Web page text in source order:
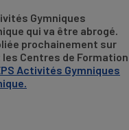
Gymniques
qui va être abrogé.
prochainement sur
Centres de Formation
Activités Gymniques